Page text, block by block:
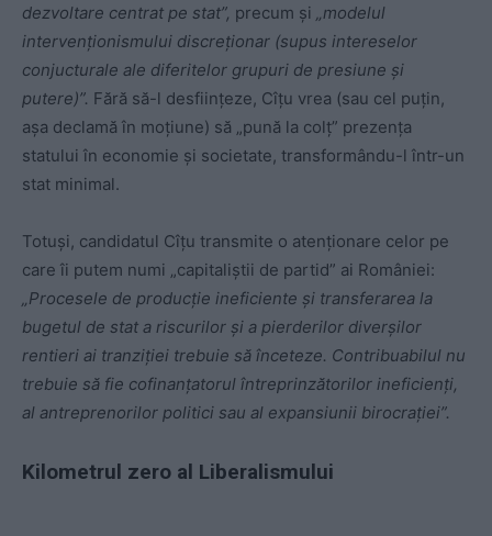
dezvoltare centrat pe stat”, precum și
„modelul
intervenționismului discreționar (supus intereselor
conjucturale ale diferitelor grupuri de presiune și
putere)”. Fără să-l desființeze, Cîțu vrea (sau cel puțin,
așa declamă în moțiune) să „pună la colț” prezența
statului în economie și societate, transformându-l într-un
stat minimal.
Totuși, candidatul Cîțu transmite o atenționare celor pe
care îi putem numi „capitaliștii de partid” ai României:
„Procesele de producție ineficiente și transferarea la
bugetul de stat a riscurilor și a pierderilor diverșilor
rentieri ai tranziției trebuie să înceteze. Contribuabilul nu
trebuie să fie cofinanțatorul întreprinzătorilor ineficienți,
al antreprenorilor politici sau al expansiunii birocrației”.
Kilometrul zero al Liberalismului